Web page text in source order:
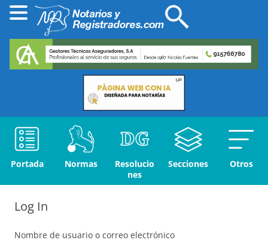
Portada Normas
Resolucio
nes
Secciones Otros
Log In
Nombre de usuario o correo electrónico